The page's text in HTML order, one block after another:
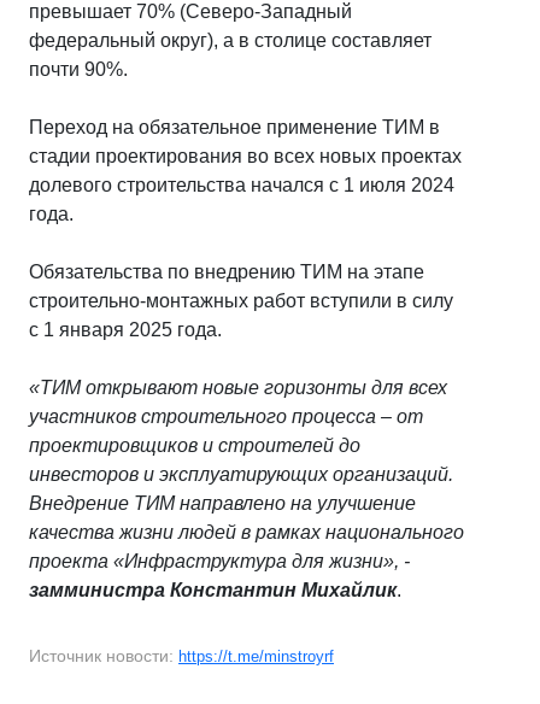
превышает 70% (Северо-Западный
федеральный округ), а в столице составляет
почти 90%.
Переход на обязательное применение ТИМ в
стадии проектирования во всех новых проектах
долевого строительства начался с 1 июля 2024
года.
Обязательства по внедрению ТИМ на этапе
строительно-монтажных работ вступили в силу
с 1 января 2025 года.
«ТИМ открывают новые горизонты для всех
участников строительного процесса – от
проектировщиков и строителей до
инвесторов и эксплуатирующих организаций.
Внедрение ТИМ направлено на улучшение
качества жизни людей в рамках национального
проекта «Инфраструктура для жизни», -
замминистра Константин Михайлик.
Источник новости: https://t.me/minstroyrf